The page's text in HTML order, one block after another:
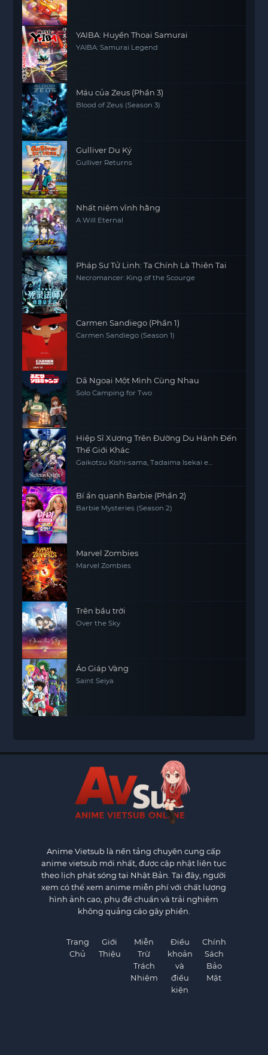
YAIBA: Huyền Thoại Samurai
YAIBA: Samurai Legend
Máu của Zeus (Phần 3)
Blood of Zeus (Season 3)
Gulliver Du Ký
Gulliver Returns
Nhất niệm vĩnh hằng
A Will Eternal
Pháp Sư Tử Linh: Ta Chính Là Thiên Tai
Necromancer: King of the Scourge
Carmen Sandiego (Phần 1)
Carmen Sandiego (Season 1)
Dã Ngoại Một Mình Cùng Nhau
Solo Camping for Two
Hiệp Sĩ Xương Trên Đường Du Hành Đến
Thế Giới Khác
Gaikotsu Kishi-sama, Tadaima Isekai e
Bí ẩn quanh Barbie (Phần 2)
Barbie Mysteries (Season 2)
Marvel Zombies
Marvel Zombies
Trên bầu trời
Over the Sky
Áo Giáp Vàng
Saint Seiya
Anime Vietsub là nền tảng chuyên cung cấp
anime vietsub mới nhất, được cập nhật liên tục
theo lịch phát sóng tại Nhật Bản. Tại đây, người
xem có thể xem anime miễn phí với chất lượng
hình ảnh cao, phụ đề chuẩn và trải nghiệm
không quảng cáo gây phiền.
Trang
Chủ
Giới
Thiệu
Miễn
Trừ
Trách
Nhiệm
Điều
khoản
và
điều
kiện
Chính
Sách
Bảo
Mật